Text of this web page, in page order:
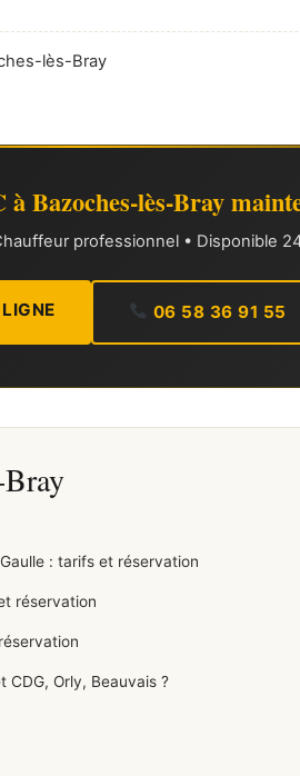
lès-Bray
Bazoches-lès-Bray
professionnel • Disponible
06 58 36 91 55
: tarifs et réservation
réservation
Orly, Beauvais ?